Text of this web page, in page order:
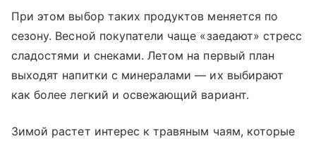
При этом выбор таких продуктов меняется по
сезону. Весной покупатели чаще «заедают» стресс
сладостями и снеками. Летом на первый план
выходят напитки с минералами — их выбирают
как более легкий и освежающий вариант.
Зимой растет интерес к травяным чаям, которые